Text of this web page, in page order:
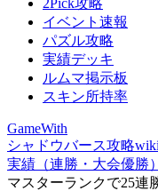
2Pick攻略
イベント速報
パズル攻略
実績デッキ
ルムマ掲示板
スキン所持率
GameWith
シャドウバース攻略wiki
実績（連勝・大会優勝
マスターランクで25連